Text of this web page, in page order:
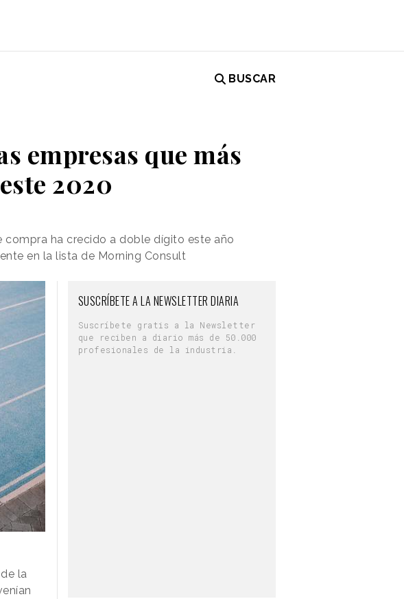
BUSCAR
empresas que más
2020
ha crecido a doble dígito este año
en la lista de Morning Consult
de la
SUSCRÍBETE A LA NEWSLETTER DIARIA
Suscríbete gratis a la Newsletter
que reciben a diario más de 50.000
profesionales de la industria.